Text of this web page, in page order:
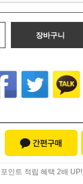
장바구니
인트 적립 혜택 2배 UP!